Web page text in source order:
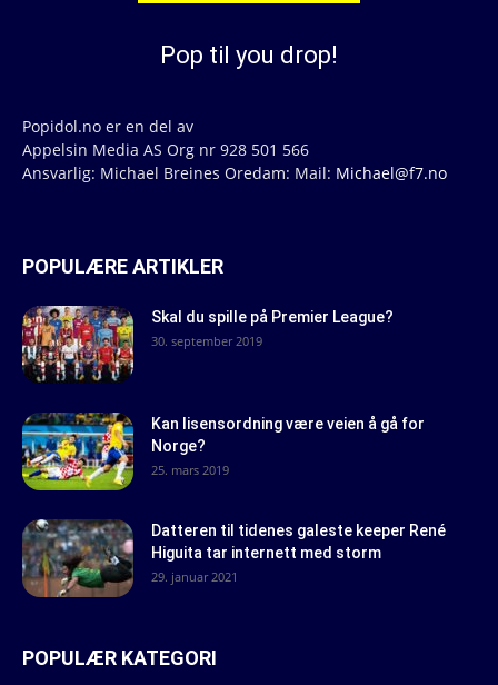
Pop til you drop!
Popidol.no er en del av
Appelsin Media AS Org nr 928 501 566
Ansvarlig: Michael Breines Oredam: Mail: Michael@f7.no
POPULÆRE ARTIKLER
Skal du spille på Premier League?
30. september 2019
Kan lisensordning være veien å gå for
Norge?
25. mars 2019
Datteren til tidenes galeste keeper René
Higuita tar internett med storm
29. januar 2021
POPULÆR KATEGORI